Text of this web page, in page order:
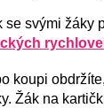
se svými žáky
koupi
Žák na